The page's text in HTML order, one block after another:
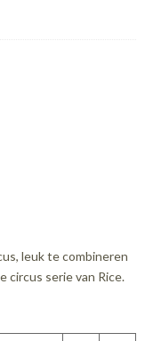
leuk te combineren
circus serie van Rice.